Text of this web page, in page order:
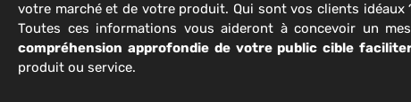
votre marché et de votre produit. Qui sont vos clients
Toutes ces informations vous aideront à concevoir un
compréhension approfondie de votre public cible
produit ou service.